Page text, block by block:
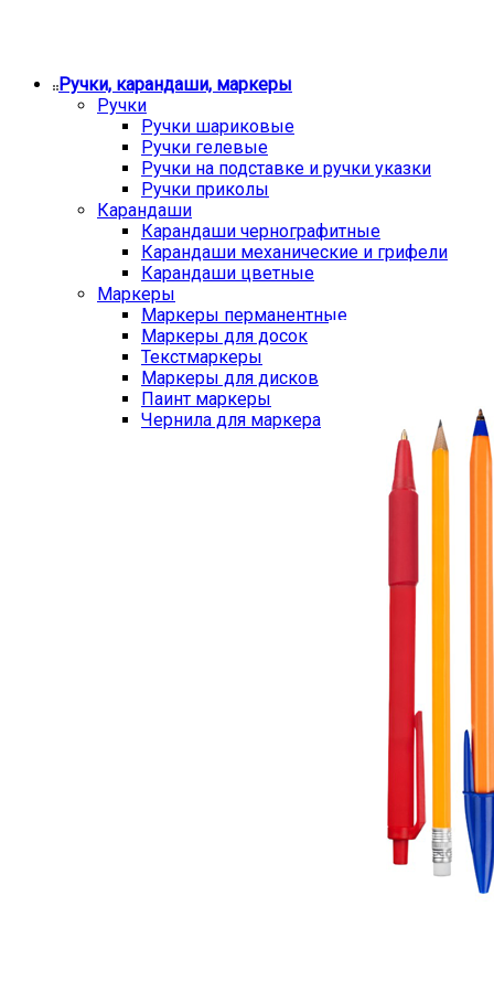
Ручки, карандаши, маркеры
Ручки
Ручки шариковые
Ручки гелевые
Ручки на подставке и ручки указки
Ручки приколы
Карандаши
Карандаши чернографитные
Карандаши механические и грифели
Карандаши цветные
Маркеры
Маркеры перманентные
Маркеры для досок
Текстмаркеры
Маркеры для дисков
Паинт маркеры
Чернила для маркера